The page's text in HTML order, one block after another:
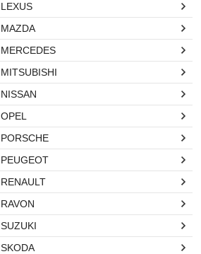
LEXUS
MAZDA
MERCEDES
MITSUBISHI
NISSAN
OPEL
PORSCHE
PEUGEOT
RENAULT
RAVON
SUZUKI
SKODA